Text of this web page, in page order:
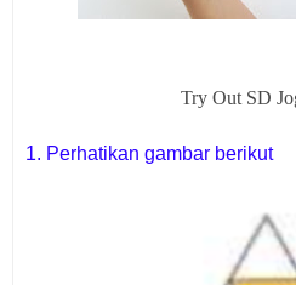
Try Out SD
1. Perhatikan gambar berikut